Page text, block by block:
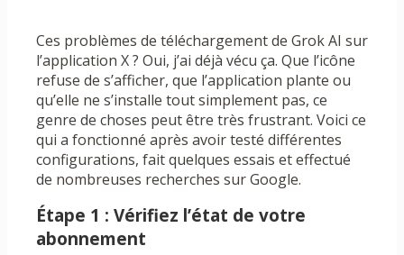
Ces problèmes de téléchargement de Grok AI sur
l’application X ? Oui, j’ai déjà vécu ça. Que l’icône
refuse de s’afficher, que l’application plante ou
qu’elle ne s’installe tout simplement pas, ce
genre de choses peut être très frustrant. Voici ce
qui a fonctionné après avoir testé différentes
configurations, fait quelques essais et effectué
de nombreuses recherches sur Google.
Étape 1 : Vérifiez l’état de votre
abonnement